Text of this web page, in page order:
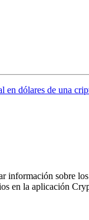
en dólares de una
información sobre
en la aplicación